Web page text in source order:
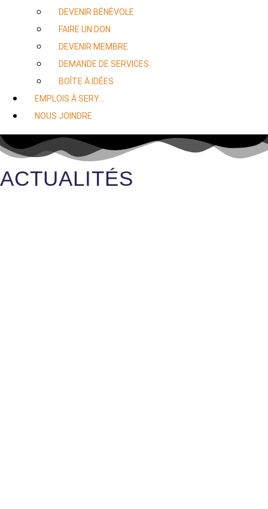
DEVENIR BÉNÉVOLE
FAIRE UN DON
DEVENIR MEMBRE
DEMANDE DE SERVICES
BOÎTE À IDÉES
EMPLOIS À SERY…
NOUS JOINDRE
ACTUALITÉS